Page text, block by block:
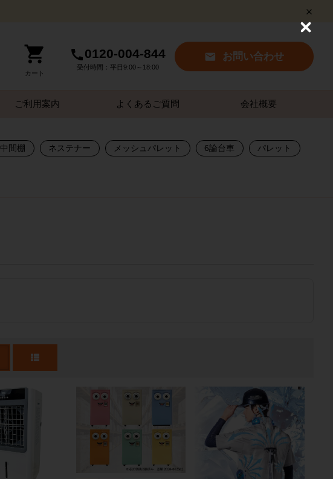
カート
0120-004-844
受付時間：平日9:00～18:00
お問い合わせ
ご利用案内 よくあるご質問 会社概要
中間棚 ネステナー メッシュパレット 6論台車 パレット
C
l